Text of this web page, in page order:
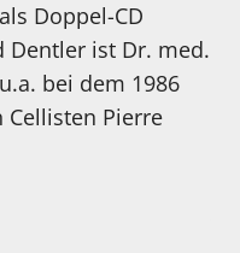
Doppel-CD
Dentler ist Dr. med.
bei dem 1986
Cellisten Pierre